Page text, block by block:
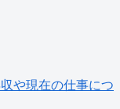
や現在の仕事につ